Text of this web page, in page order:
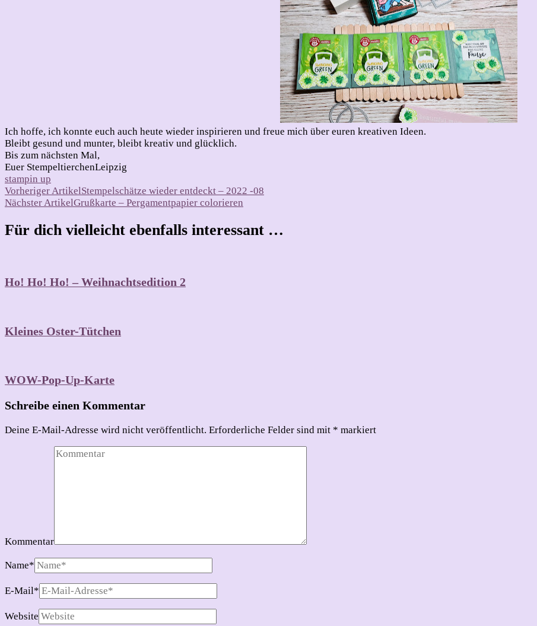
Ich hoffe, ich konnte euch auch heute wieder inspirieren und freue mich über euren kreativen Ideen.
Bleibt gesund und munter, bleibt kreativ und glücklich.
Bis zum nächsten Mal,
Euer StempeltierchenLeipzig
stampin up
Beitragsnavigation
Vorheriger ArtikelStempelschätze wieder entdeckt – 2022 -08
Nächster ArtikelGrußkarte – Pergamentpapier colorieren
Für dich vielleicht ebenfalls interessant …
Ho! Ho! Ho! – Weihnachtsedition 2
Kleines Oster-Tütchen
WOW-Pop-Up-Karte
Schreibe einen Kommentar
Deine E-Mail-Adresse wird nicht veröffentlicht. Erforderliche Felder sind mit * markiert
Kommentar
Name*
E-Mail*
Website